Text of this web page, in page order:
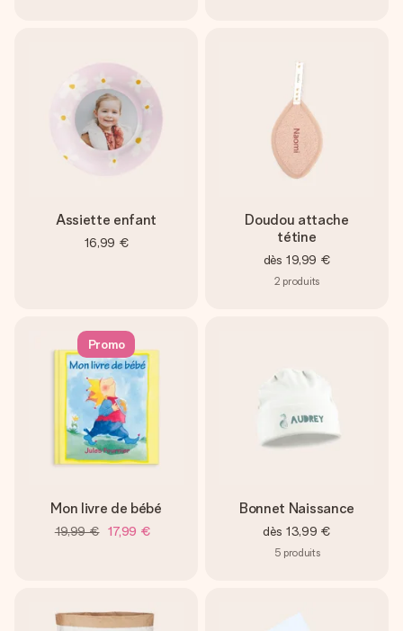
Assiette enfant
16,99 €
Doudou attache
tétine
dès 19,99 €
2 produits
Promo
Mon livre de bébé
19,99 € 17,99 €
Bonnet Naissance
dès 13,99 €
5 produits